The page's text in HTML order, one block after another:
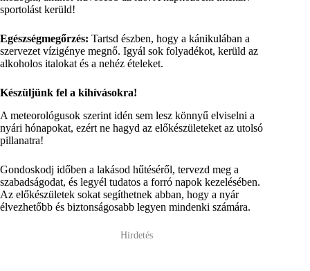
sportolást kerüld!
Egészségmegőrzés: Tartsd észben, hogy a kánikulában a
szervezet vízigénye megnő. Igyál sok folyadékot, kerüld az
alkoholos italokat és a nehéz ételeket.
Készüljünk fel a kihívásokra!
A meteorológusok szerint idén sem lesz könnyű elviselni a
nyári hónapokat, ezért ne hagyd az előkészületeket az utolsó
pillanatra!
Gondoskodj időben a lakásod hűtéséről, tervezd meg a
szabadságodat, és legyél tudatos a forró napok kezelésében.
Az előkészületek sokat segíthetnek abban, hogy a nyár
élvezhetőbb és biztonságosabb legyen mindenki számára.
Hirdetés